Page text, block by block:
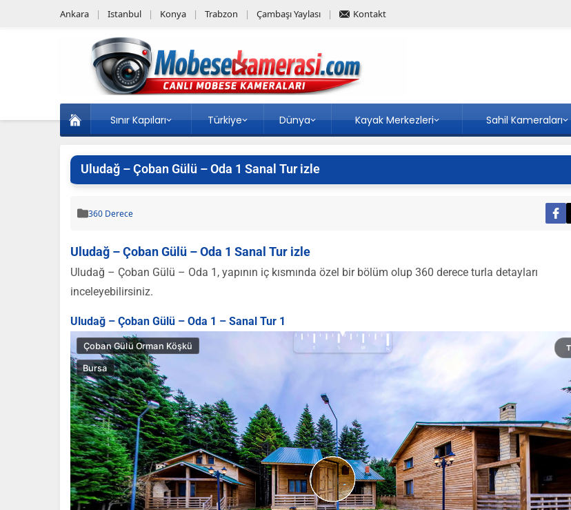
Ankara Istanbul Konya Trabzon Çambaşı Yaylası Kontakt
Sınır Kapıları Türkiye Dünya Kayak Merkezleri Sahil Kameraları
Uludağ – Çoban Gülü – Oda 1 Sanal Tur izle
360 Derece
Uludağ – Çoban Gülü – Oda 1 Sanal Tur izle
Uludağ – Çoban Gülü – Oda 1, yapının iç kısmında özel bir bölüm olup 360 derece turla detayları
inceleyebilirsiniz.
Uludağ – Çoban Gülü – Oda 1 – Sanal Tur 1